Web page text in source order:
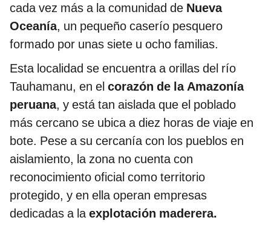
cada vez más a la comunidad de Nueva
Oceanía, un pequeño caserío pesquero
formado por unas siete u ocho familias.
Esta localidad se encuentra a orillas del río
Tauhamanu, en el corazón de la Amazonía
peruana, y está tan aislada que el poblado
más cercano se ubica a diez horas de viaje en
bote. Pese a su cercanía con los pueblos en
aislamiento, la zona no cuenta con
reconocimiento oficial como territorio
protegido, y en ella operan empresas
dedicadas a laexplotación maderera.